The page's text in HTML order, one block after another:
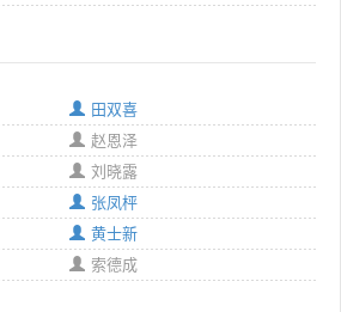
田双喜
赵恩泽
刘晓露
张凤枰
黄士新
索德成